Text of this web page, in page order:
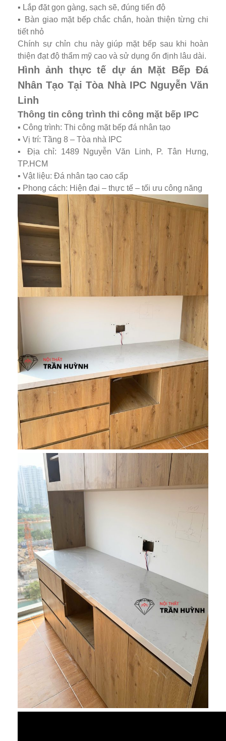
▪️ Lắp đặt gọn gàng, sạch sẽ, đúng tiến độ
▪️ Bàn giao mặt bếp chắc chắn, hoàn thiện từng chi
tiết nhỏ
Chính sự chỉn chu này giúp mặt bếp sau khi hoàn
thiện đạt độ thẩm mỹ cao và sử dụng ổn định lâu dài.
Hình ảnh thực tế dự án Mặt Bếp Đá
Nhân Tạo Tại Tòa Nhà IPC Nguyễn Văn
Linh
Thông tin công trình thi công mặt bếp IPC
▪️ Công trình: Thi công mặt bếp đá nhân tạo
▪️ Vị trí: Tầng 8 – Tòa nhà IPC
▪️ Địa chỉ: 1489 Nguyễn Văn Linh, P. Tân Hưng,
TP.HCM
▪️ Vật liệu: Đá nhân tạo cao cấp
▪️ Phong cách: Hiện đại – thực tế – tối ưu công năng